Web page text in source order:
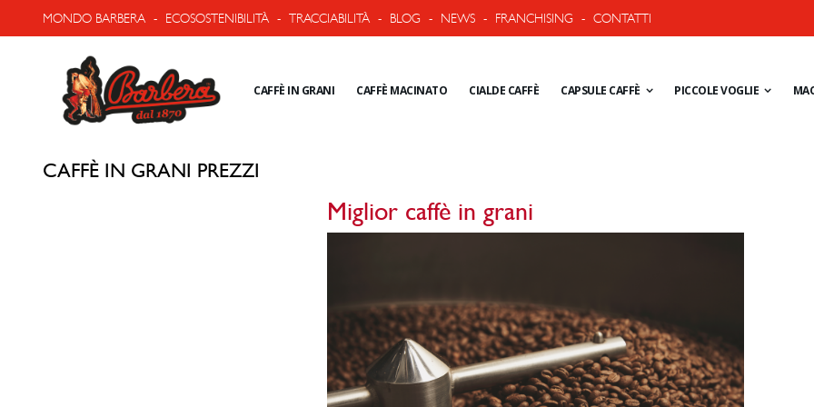
MONDO BARBERA - ECOSOSTENIBILITÀ - TRACCIABILITÀ - BLOG - NEWS - FRANCHISING - CONTATTI
CAFFÈ IN GRANI CAFFÈ MACINATO CIALDE CAFFÈ CAPSULE CAFFÈ PICCOLE VOGLIE
CAFFÈ IN GRANI PREZZI
Miglior caffè in grani